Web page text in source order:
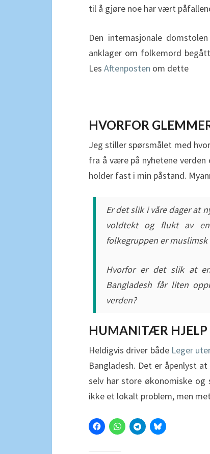
til å gjøre noe har vært
Den internasjonale
anklager om folkemord
Les Aftenposten om dette
HVORFOR
Jeg stiller spørsmålet med
fra å være på nyhetene
holder fast i min påstand.
Er det slik i våre dager at
voldtekt og flukt av
folkegruppen er muslimsk
Hvorfor er det slik at
Bangladesh får liten
verden?
HUMANITÆR HJELP
Heldigvis driver både Leger
Bangladesh. Det er åpenlyst
selv har store økonomiske
ikke et lokalt problem, men